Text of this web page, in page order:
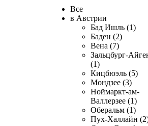
Все
в Австрии
Бад Ишль (1)
Баден (2)
Вена (7)
Зальцбург-
(1)
Кицбюэль (5)
Мондзее (3)
Ноймаркт-ам-
Валлерзее (1)
Оберальм (1)
Пух-Халлайн